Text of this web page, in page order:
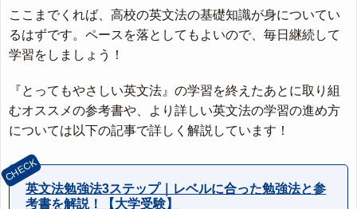
ここまでくれば、高校の英文法の基礎知識が身についてい
るはずです。ペースを落としてもよいので、毎日継続して
学習をしましょう！
『とってもやさしい英文法』の学習を終えたあとに取り組
むオススメの参考書や、より詳しい英文法の学習の進め方
については以下の記事で詳しく解説しています！
英文法勉強法3ステップ｜レベルに合った勉強法と参
考書を解説！【大学受験】